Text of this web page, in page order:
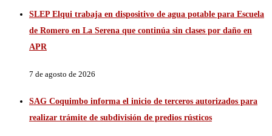
SLEP Elqui trabaja en dispositivo de agua potable para Escuela
de Romero en La Serena que continúa sin clases por daño en
APR
7 de agosto de 2026
SAG Coquimbo informa el inicio de terceros autorizados para
realizar trámite de subdivisión de predios rústicos